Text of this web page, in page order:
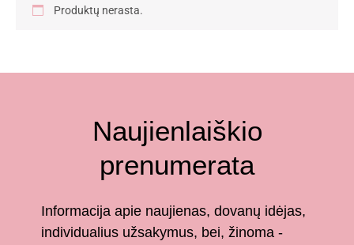
Produktų nerasta.
Naujienlaiškio
prenumerata
Informacija apie naujienas, dovanų idėjas,
individualius užsakymus, bei, žinoma -